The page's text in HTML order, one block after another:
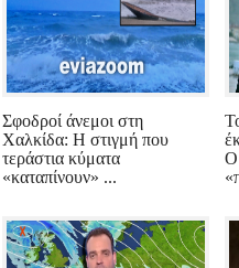
Σφοδροί άνεμοι στη
Χαλκίδα: Η στιγμή που
τεράστια κύματα
«καταπίνουν» ...
Ο